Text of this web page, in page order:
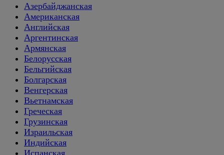
Азербайджанская
Американская
Английская
Аргентинская
Армянская
Белорусская
Бельгийская
Болгарская
Венгерская
Вьетнамская
Греческая
Грузинская
Израильская
Индийская
Испанская